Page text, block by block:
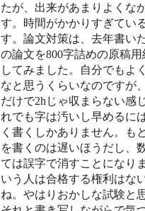
たが、出来があまりよくな
す。時間がかかりすぎてい
す。論文対策は、去年書い
の論文を800字詰めの原稿
してみました。自分でもよ
なと思うくらいなのですが
だけで2hじゃ収まらない感
れでも字は汚いし早めるに
く書くしかありません。も
を書くのは遅いほうだし、
ては誤字で消すことになり
いう人は合格する権利はな
ね。やはりおかしな試験と